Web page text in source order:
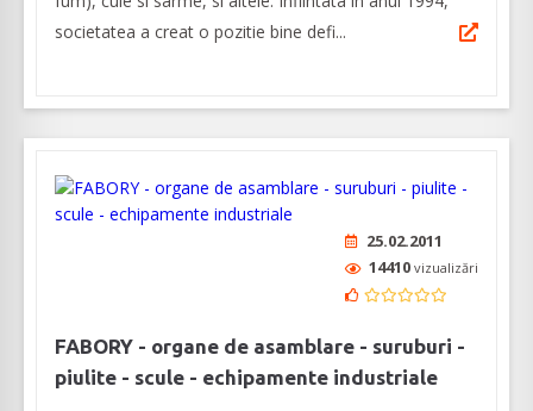
societatea a creat o pozitie bine defi...
25.02.2011
14410 vizualizări
FABORY - organe de asamblare - suruburi -
piulite - scule - echipamente industriale